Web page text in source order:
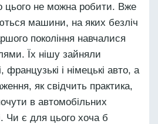
цього не можна робити. Вже
машини, на яких безліч
покоління навчалися
Їх нішу зайняли
французькі і німецькі авто, а
як свідчить практика,
в автомобільних
Чи є для цього хоча б